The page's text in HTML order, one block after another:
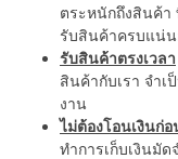
ตระหนักถึงสินค้า
รับสินค้าครบแน่
รับสินค้าตรงเวลา
สินค้ากับเรา จำเ
งาน
ไม่ต้องโอนเงินก่อ
ทำการเก็บเงินมั